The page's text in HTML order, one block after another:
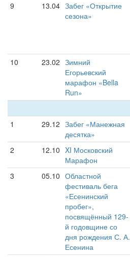
9 13.04 Забег «Открытие
сезона»
10 23.02 Зимний
Егорьевский
марафон «Bella
Run»
1
29.12 Забег «Манежная
десятка»
2 12.10 XI Московский
Марафон
3 05.10 Областной
фестиваль бега
«Есенинский
пробег»,
посвящённый 129-
й годовщине со
дня рождения С. А.
Есенина